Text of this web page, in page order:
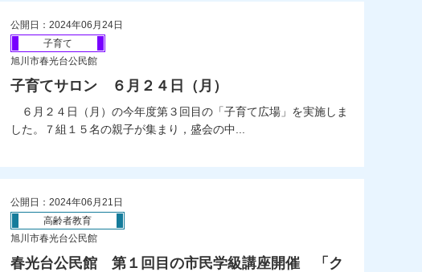
公開日：2024年06月24日
子育て
旭川市春光台公民館
子育てサロン ６月２４日（月）
６月２４日（月）の今年度第３回目の「子育て広場」を実施しま
した。７組１５名の親子が集まり，盛会の中...
公開日：2024年06月21日
高齢者教育
旭川市春光台公民館
春光台公民館 第１回目の市民学級講座開催 「ク